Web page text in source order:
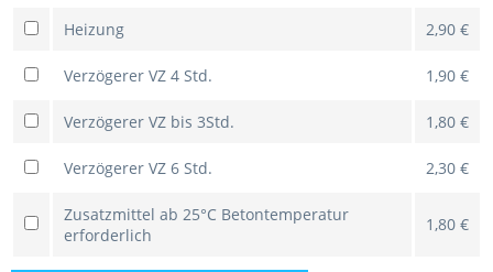
Heizung 2,90 €
Verzögerer VZ 4 Std. 1,90 €
Verzögerer VZ bis 3Std. 1,80 €
Verzögerer VZ 6 Std. 2,30 €
Zusatzmittel ab 25°C Betontemperatur
erforderlich
1,80 €